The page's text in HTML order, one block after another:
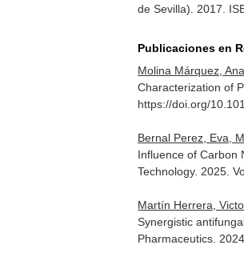
de Sevilla). 2017.
Publicaciones en
Molina Márquez,
Characterization of
https://doi.org/
Bernal Perez, Eva,
Influence of Carbon
Technology. 2025.
Martín Herrera,
Synergistic
Pharmaceutics .